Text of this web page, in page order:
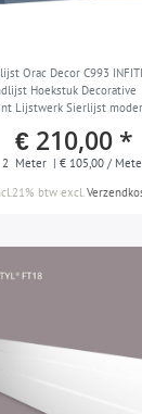
Orac Decor C993
Hoekstuk Decorative
Lijstwerk Sierlijst
€ 210,00 *
2 Meter | € 105,00 /
btw excl.